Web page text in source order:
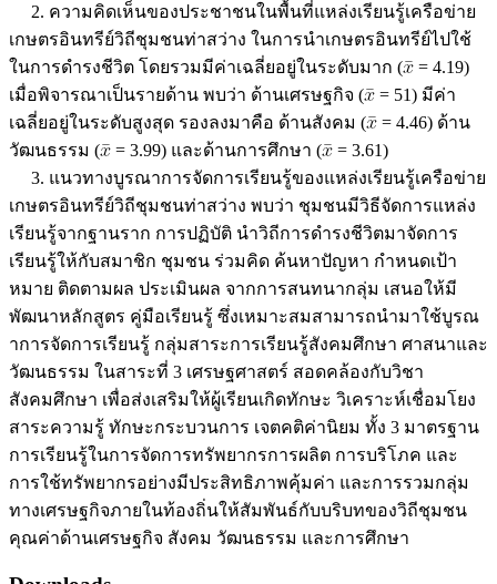
2. ความคิดเห็นของประชาชนในพื้นที่แหล่งเรียนรู้เครือข่าย
เกษตรอินทรีย์วิถีชุมชนท่าสว่าง ในการนำเกษตรอินทรีย์ไปใช้
ในการดำรงชีวิต โดยรวมมีค่าเฉลี่ยอยู่ในระดับมาก (
= 4.19)
เมื่อพิจารณาเป็นรายด้าน พบว่า ด้านเศรษฐกิจ (
= 51) มีค่า
เฉลี่ยอยู่ในระดับสูงสุด รองลงมาคือ ด้านสังคม (
= 4.46) ด้าน
วัฒนธรรม (
= 3.99) และด้านการศึกษา (
= 3.61)
3. แนวทางบูรณาการจัดการเรียนรู้ของแหล่งเรียนรู้เครือข่าย
เกษตรอินทรีย์วิถีชุมชนท่าสว่าง พบว่า ชุมชนมีวิธีจัดการแหล่ง
เรียนรู้จากฐานราก การปฏิบัติ นำวิถีการดำรงชีวิตมาจัดการ
เรียนรู้ให้กับสมาชิก ชุมชน ร่วมคิด ค้นหาปัญหา กำหนดเป้า
หมาย ติดตามผล ประเมินผล จากการสนทนากลุ่ม เสนอให้มี
พัฒนาหลักสูตร คู่มือเรียนรู้ ซึ่งเหมาะสมสามารถนำมาใช้บูรณ
าการจัดการเรียนรู้ กลุ่มสาระการเรียนรู้สังคมศึกษา ศาสนาและ
วัฒนธรรม ในสาระที่ 3 เศรษฐศาสตร์ สอดคล้องกับวิชา
สังคมศึกษา เพื่อส่งเสริมให้ผู้เรียนเกิดทักษะ วิเคราะห์เชื่อมโยง
สาระความรู้ ทักษะกระบวนการ เจตคติค่านิยม ทั้ง 3 มาตรฐาน
การเรียนรู้ในการจัดการทรัพยากรการผลิต การบริโภค และ
การใช้ทรัพยากรอย่างมีประสิทธิภาพคุ้มค่า และการรวมกลุ่ม
ทางเศรษฐกิจภายในท้องถิ่นให้สัมพันธ์กับบริบทของวิถีชุมชน
คุณค่าด้านเศรษฐกิจ สังคม วัฒนธรรม และการศึกษา